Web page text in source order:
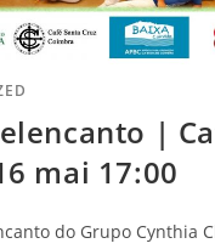
|
mai 17:00
do Grupo Cynthia